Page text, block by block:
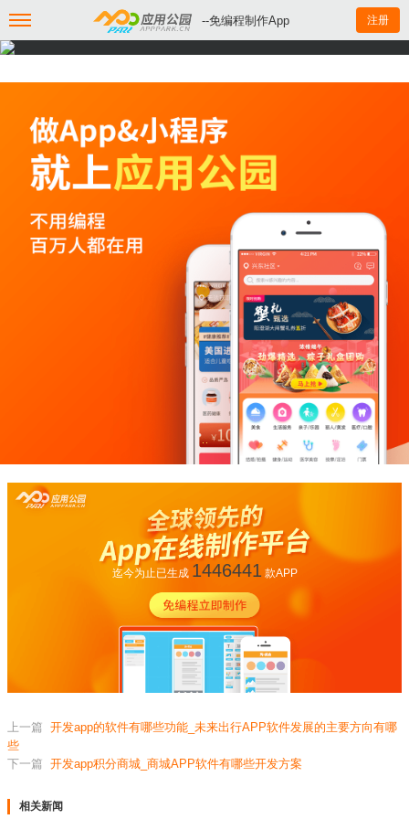
--免编程制作App 注册
迄今为止已生成 1446441款APP
上一篇 开发app的软件有哪些功能_未来出行APP软件发展的主要方向有哪
些
下一篇 开发app积分商城_商城APP软件有哪些开发方案
相关新闻